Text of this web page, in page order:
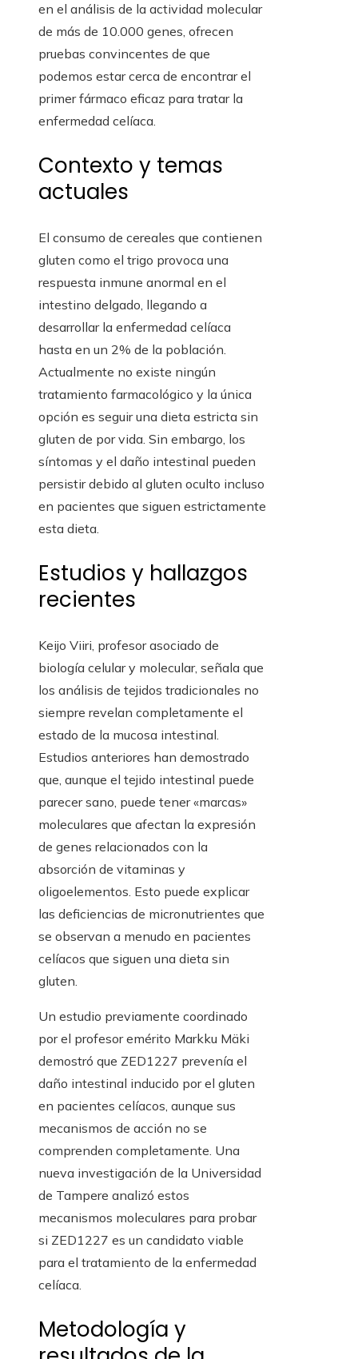
en el análisis de la actividad molecular
de más de 10.000 genes, ofrecen
pruebas convincentes de que
podemos estar cerca de encontrar el
primer fármaco eficaz para tratar la
enfermedad celíaca.
Contexto y temas
actuales
El consumo de cereales que contienen
gluten como el trigo provoca una
respuesta inmune anormal en el
intestino delgado, llegando a
desarrollar la enfermedad celíaca
hasta en un 2% de la población.
Actualmente no existe ningún
tratamiento farmacológico y la única
opción es seguir una dieta estricta sin
gluten de por vida. Sin embargo, los
síntomas y el daño intestinal pueden
persistir debido al gluten oculto incluso
en pacientes que siguen estrictamente
esta dieta.
Estudios y hallazgos
recientes
Keijo Viiri, profesor asociado de
biología celular y molecular, señala que
los análisis de tejidos tradicionales no
siempre revelan completamente el
estado de la mucosa intestinal.
Estudios anteriores han demostrado
que, aunque el tejido intestinal puede
parecer sano, puede tener «marcas»
moleculares que afectan la expresión
de genes relacionados con la
absorción de vitaminas y
oligoelementos. Esto puede explicar
las deficiencias de micronutrientes que
se observan a menudo en pacientes
celíacos que siguen una dieta sin
gluten.
Un estudio previamente coordinado
por el profesor emérito Markku Mäki
demostró que ZED1227 prevenía el
daño intestinal inducido por el gluten
en pacientes celíacos, aunque sus
mecanismos de acción no se
comprenden completamente. Una
nueva investigación de la Universidad
de Tampere analizó estos
mecanismos moleculares para probar
si ZED1227 es un candidato viable
para el tratamiento de la enfermedad
celíaca.
Metodología y